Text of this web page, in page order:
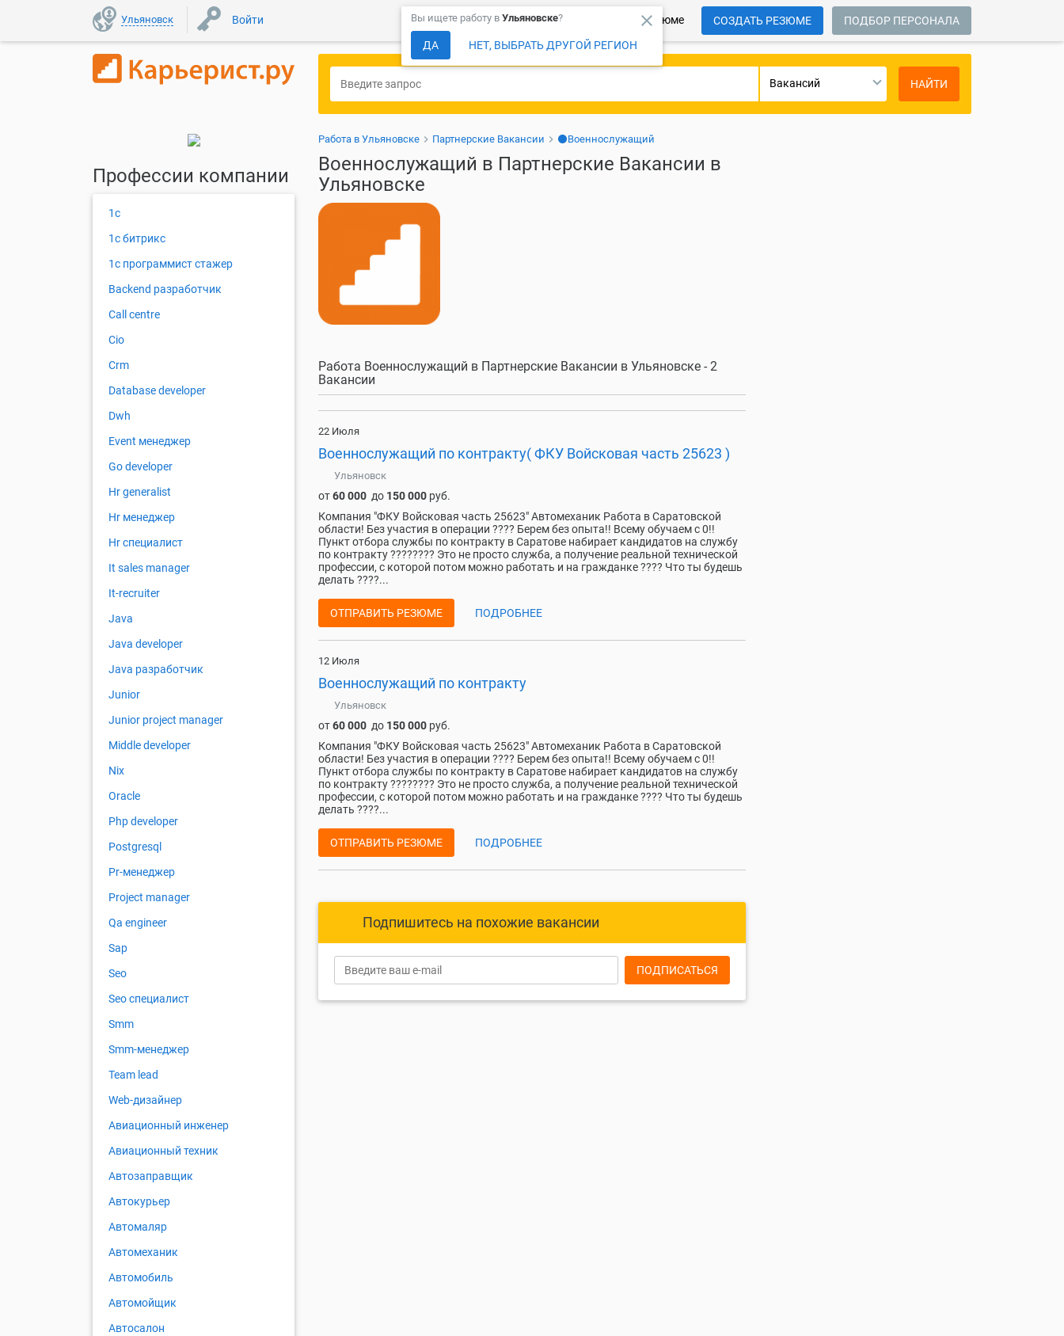
Ульяновск Войти СОЗДАТЬ РЕЗЮМЕ ПОДБОР ПЕРСОНАЛА
Более 150 000 компаний ждут Ваше резюме
close
Вы ищете работу в Ульяновске?
ДА НЕТ, ВЫБРАТЬ ДРУГОЙ РЕГИОН
Вакансий НАЙТИ
Работа в Ульяновске Партнерские Вакансии ⚫Военнослужащий
Военнослужащий в Партнерские Вакансии в
Ульяновске
Работа Военнослужащий в Партнерские Вакансии в Ульяновске - 2
Вакансии
22 Июля
Военнослужащий по контракту( ФКУ Войсковая часть 25623 )
Ульяновск
от60 000 до 150 000 руб.
Компания "ФКУ Войсковая часть 25623" Автомеханик Работа в Саратовской
области! Без участия в операции ???? Берем без опыта!! Всему обучаем с 0!!
Пункт отбора службы по контракту в Саратове набирает кандидатов на службу
по контракту ???????? Это не просто служба, а получение реальной технической
профессии, с которой потом можно работать и на гражданке ???? Что ты будешь
делать ????...
ОТПРАВИТЬ РЕЗЮМЕ ПОДРОБНЕЕ
12 Июля
Военнослужащий по контракту
Ульяновск
от60 000 до 150 000 руб.
Компания "ФКУ Войсковая часть 25623" Автомеханик Работа в Саратовской
области! Без участия в операции ???? Берем без опыта!! Всему обучаем с 0!!
Пункт отбора службы по контракту в Саратове набирает кандидатов на службу
по контракту ???????? Это не просто служба, а получение реальной технической
профессии, с которой потом можно работать и на гражданке ???? Что ты будешь
делать ????...
ОТПРАВИТЬ РЕЗЮМЕ ПОДРОБНЕЕ
Подпишитесь на похожие вакансии
ПОДПИСАТЬСЯ
Профессии компании
1с
1с битрикс
1с программист стажер
Backend разработчик
Call centre
Cio
Crm
Database developer
Dwh
Event менеджер
Go developer
Hr generalist
Hr менеджер
Hr специалист
It sales manager
It-recruiter
Java
Java developer
Java разработчик
Junior
Junior project manager
Middle developer
Nix
Oracle
Php developer
Postgresql
Pr-менеджер
Project manager
Qa engineer
Sap
Seo
Seo специалист
Smm
Smm-менеджер
Team lead
Web-дизайнер
Авиационный инженер
Авиационный техник
Автозаправщик
Автокурьер
Автомаляр
Автомеханик
Автомобиль
Автомойщик
Автосалон